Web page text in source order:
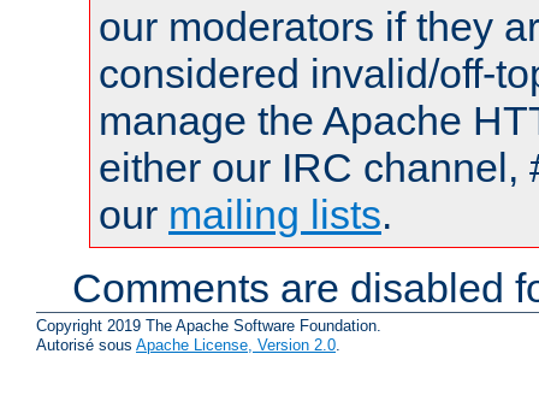
our moderators if they
considered invalid/off-
manage the Apache
either our IRC channel,
our mailing lists.
Comments are disabled
Copyright 2019 The Apache Software Foundation.
Autorisé sous Apache License, Version 2.0.